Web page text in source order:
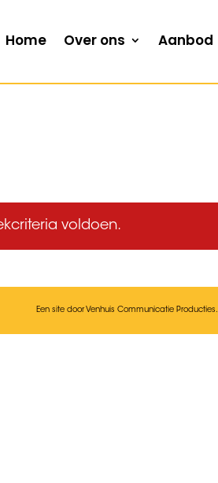
Home Over ons Aanbod
voldoen.
Een site door Venhuis Communicatie Producties.